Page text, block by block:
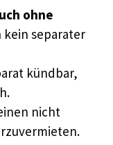
ohne
kein separater
kündbar,
nicht